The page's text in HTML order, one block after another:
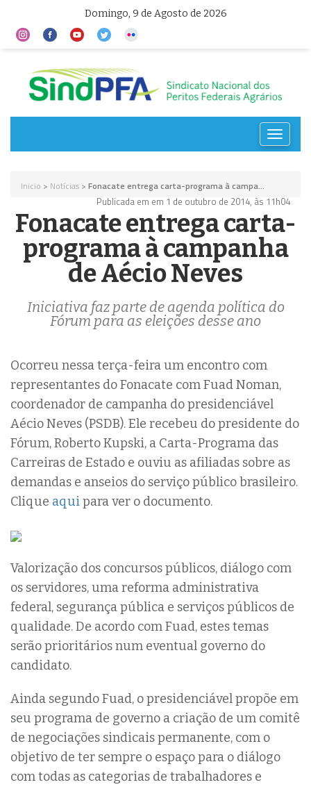
Domingo, 9 de Agosto de 2026
Toggle
Inicio > Notícias > Fonacate entrega carta-programa à campa...
Publicada em em 1 de outubro de 2014, às 11h04
Fonacate entrega carta-
programa à campanha
de Aécio Neves
Iniciativa faz parte de agenda política do
Fórum para as eleições desse ano
Ocorreu nessa terça-feira um encontro com
representantes do Fonacate com Fuad Noman,
coordenador de campanha do presidenciável
Aécio Neves (PSDB). Ele recebeu do presidente do
Fórum, Roberto Kupski, a Carta-Programa das
Carreiras de Estado e ouviu as afiliadas sobre as
demandas e anseios do serviço público brasileiro.
Clique aquipara ver o documento.
Valorização dos concursos públicos, diálogo com
os servidores, uma reforma administrativa
federal, segurança pública e serviços públicos de
qualidade. De acordo com Fuad, estes temas
serão prioritários num eventual governo do
candidato.
Ainda segundo Fuad, o presidenciável propõe em
seu programa de governo a criação de um comitê
de negociações sindicais permanente, com o
objetivo de ter sempre o espaço para o diálogo
com todas as categorias de trabalhadores e